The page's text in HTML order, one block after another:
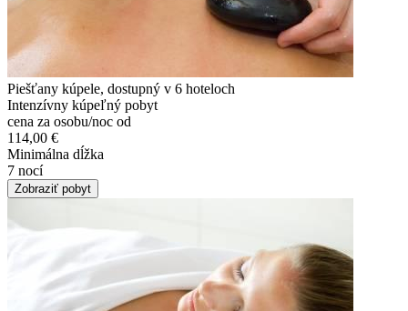
Piešťany kúpele, dostupný v 6 hoteloch
Intenzívny kúpeľný pobyt
cena za osobu/noc od
114,00 €
Minimálna dĺžka
7 nocí
Zobraziť pobyt